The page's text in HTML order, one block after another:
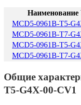
MCD5-0961B-T5-
MCD5-0961B-T7-
MCD5-0961B-T5-
MCD5-0961B-T7-
Общие
T5-G4X-00-CV1